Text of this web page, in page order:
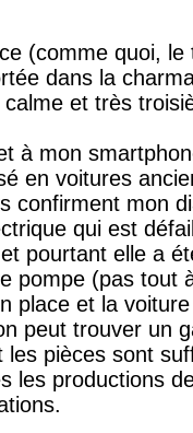
(comme quoi,
dans la
calme et très
à mon
en voitures
confirment mon
qui est
pourtant elle a
pompe (pas tout
place et la
peut trouver un
les pièces sont
les productions